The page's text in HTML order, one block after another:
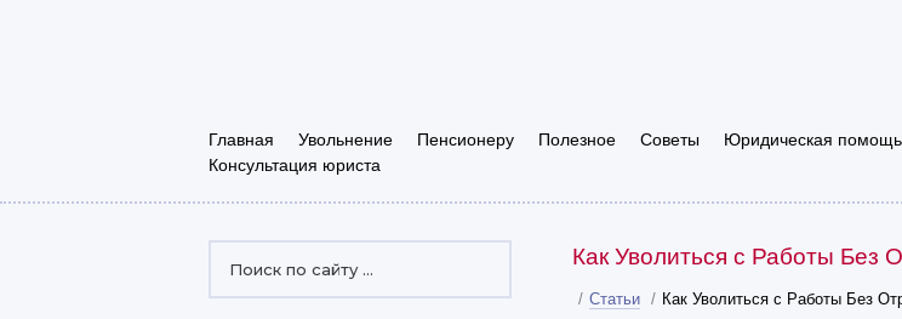
Главная Увольнение Пенсионеру Полезное Советы Юридическая помощь
Консультация юриста
Как Уволиться с Работы Без
/ Статьи / Как Уволиться с Работы Без